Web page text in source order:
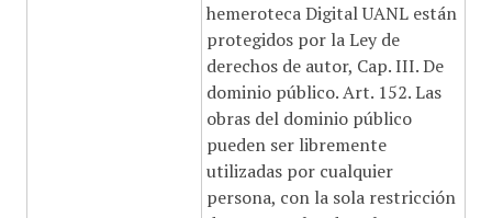
hemeroteca Digital UANL están
protegidos por la Ley de
derechos de autor, Cap. III. De
dominio público. Art. 152. Las
obras del dominio público
pueden ser libremente
utilizadas por cualquier
persona, con la sola restricción